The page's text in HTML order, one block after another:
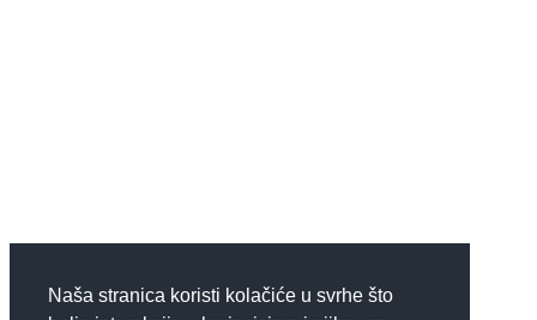
Naša stranica koristi kolačiće u svrhe što